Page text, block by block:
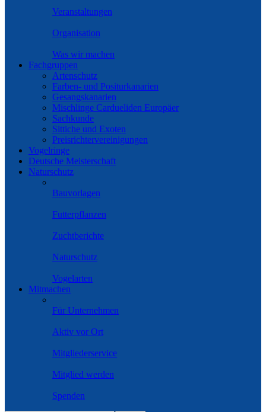
Veranstaltungen
Organisation
Was wir machen
Fachgruppen
Artenschutz
Farben- und Positurkanarien
Gesangskanarien
Mischlinge Cardueliden Europäer
Sachkunde
Sittiche und Exoten
Preisrichtervereinigungen
Vogelringe
Deutsche Meisterschaft
Naturschutz
Bauvorlagen
Futterpflanzen
Zuchtberichte
Naturschutz
Vogelarten
Mitmachen
Für Unternehmen
Aktiv vor Ort
Mitgliederservice
Mitglied werden
Spenden